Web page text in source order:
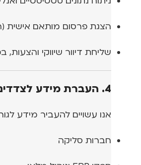
הצגת פרסום מותאם אישית
שליחת דיוור שיווקי
4. העברת מידע לצדדים שלישיים
אנו עשויים להעביר מידע
חברות סליקה